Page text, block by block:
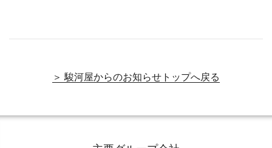
＞ 駿河屋からのお知らせトップへ戻る